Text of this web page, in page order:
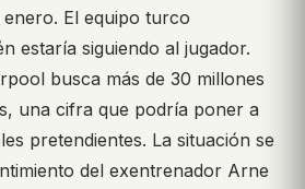
El equipo turco
estaría siguiendo al jugador.
busca más de 30 millones
una cifra que podría poner a
pretendientes. La situación se
del exentrenador Arne